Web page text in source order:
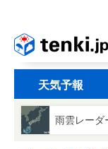
天気予報
雨雲レーダ